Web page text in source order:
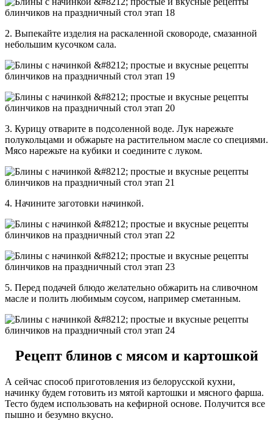
2. Выпекайте изделия на раскаленной сковороде, смазанной
небольшим кусочком сала.
3. Курицу отварите в подсоленной воде. Лук нарежьте
полукольцами и обжарьте на растительном масле со специями.
Мясо нарежьте на кубики и соедините с луком.
4. Начините заготовки начинкой.
5. Перед подачей блюдо желательно обжарить на сливочном
масле и полить любимым соусом, например сметанным.
Рецепт блинов с мясом и картошкой
А сейчас способ приготовления из белорусской кухни,
начинку будем готовить из мятой картошки и мясного фарша.
Тесто будем использовать на кефирной основе. Получится все
пышно и безумно вкусно.